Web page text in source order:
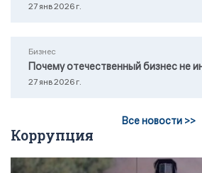
27 янв 2026 г.
Бизнес
Почему отечественный бизнес не
27 янв 2026 г.
Все новости >>
Коррупция